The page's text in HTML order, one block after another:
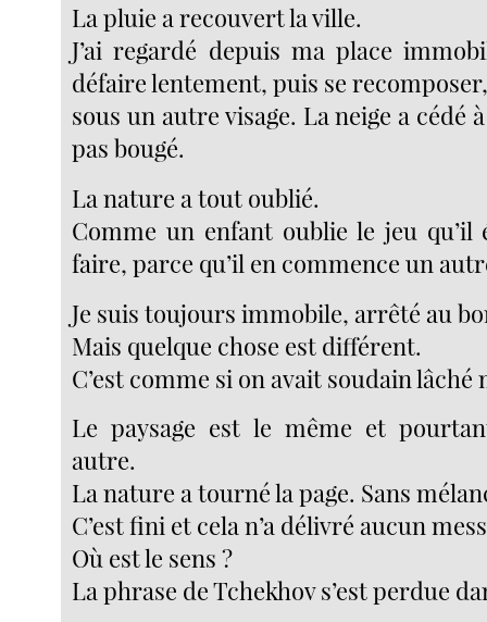
La pluie a recouvert la ville.
J’ai regardé depuis ma place
défaire lentement, puis se
sous un autre visage. La neige a cédé
pas bougé.
La nature a tout oublié.
Comme un enfant oublie le jeu
faire, parce qu’il en commence un
Je suis toujours immobile, arrêté au
Mais quelque chose est différent.
C’est comme si on avait soudain lâché
Le paysage est le même et
autre.
La nature a tourné la page. Sans
C’est fini et cela n’a délivré aucun
Où est le sens ?
La phrase de Tchekhov s’est perdue